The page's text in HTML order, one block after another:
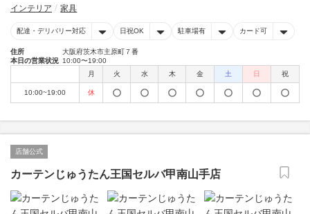
インテリア 家具
配達・デリバリー対応 日祝OK 駐車場有 カード可
住所
大阪府茨木市主原町７番
本日の営業状況 10:00〜19:00
月
火 水 木 金 土 日 祝
10:00~19:00 休
店舗公式
カーテンじゅうたん王国セルバ甲南山手店